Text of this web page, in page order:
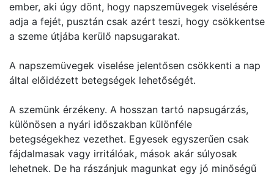
ember, aki úgy dönt, hogy napszemüvegek viselésére
adja a fejét, pusztán csak azért teszi, hogy csökkentse
a szeme útjába kerülő napsugarakat.
A napszemüvegek viselése jelentősen csökkenti a nap
által előidézett betegségek lehetőségét.
A szemünk érzékeny. A hosszan tartó napsugárzás,
különösen a nyári időszakban különféle
betegségekhez vezethet. Egyesek egyszerűen csak
fájdalmasak vagy irritálóak, mások akár súlyosak
lehetnek. De ha rászánjuk magunkat egy jó minőségű